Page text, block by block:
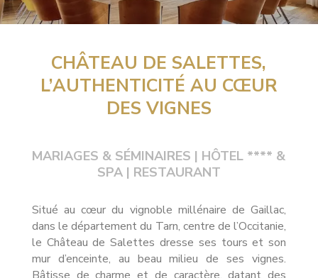
CHÂTEAU DE SALETTES,
L’AUTHENTICITÉ AU CŒUR
DES VIGNES
MARIAGES & SÉMINAIRES | HÔTEL **** &
SPA | RESTAURANT
Situé au cœur du vignoble millénaire de Gaillac,
dans le département du Tarn, centre de l’Occitanie,
le Château de Salettes dresse ses tours et son
mur d’enceinte, au beau milieu de ses vignes.